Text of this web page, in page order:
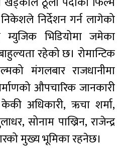
निर्देशन गर्न लागेको
म्युजिक भिडियोमा जमेका
रहेको छ। रोमान्टिक
मंगलबार राजधानीमा
औपचारिक जानकारी
अधिकारी, ऋचा शर्मा,
सोनाम पाख्रिन, राजेन्द्र
मुख्य भूमिका रहनेछ।